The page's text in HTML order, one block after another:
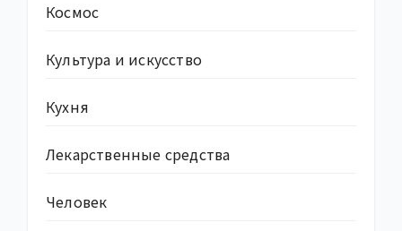
Космос
Культура и искусство
Кухня
Лекарственные средства
Человек